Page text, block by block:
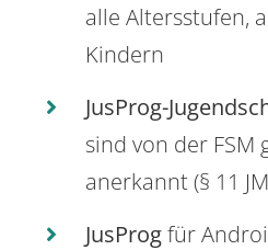
alle Altersstufen,
Kindern
JusProg-
sind von der FSM
anerkannt (§ 11
JusProgfür